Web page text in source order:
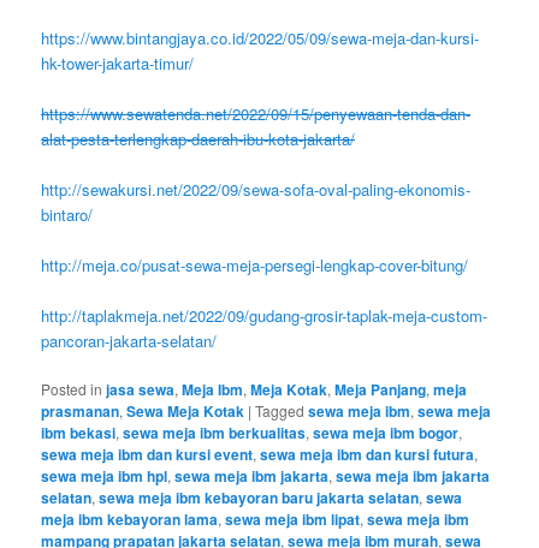
https://www.bintangjaya.co.id/2022/05/09/sewa-meja-dan-kursi-
hk-tower-jakarta-timur/
https://www.sewatenda.net/2022/09/15/penyewaan-tenda-dan-
alat-pesta-terlengkap-daerah-ibu-kota-jakarta/
http://sewakursi.net/2022/09/sewa-sofa-oval-paling-ekonomis-
bintaro/
http://meja.co/pusat-sewa-meja-persegi-lengkap-cover-bitung/
http://taplakmeja.net/2022/09/gudang-grosir-taplak-meja-custom-
pancoran-jakarta-selatan/
Posted in jasa sewa,Meja Ibm,Meja Kotak,Meja Panjang,meja
prasmanan,Sewa Meja Kotak |Tagged sewa meja ibm,sewa meja
ibm bekasi,sewa meja ibm berkualitas,sewa meja ibm bogor,
sewa meja ibm dan kursi event,sewa meja ibm dan kursi futura,
sewa meja ibm hpl,sewa meja ibm jakarta,sewa meja ibm jakarta
selatan,sewa meja ibm kebayoran baru jakarta selatan,sewa
meja ibm kebayoran lama,sewa meja ibm lipat,sewa meja ibm
mampang prapatan jakarta selatan,sewa meja ibm murah,sewa